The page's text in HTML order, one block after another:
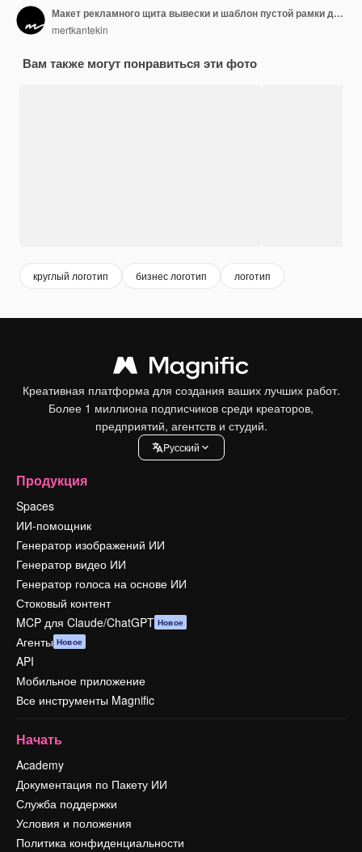
Макет рекламного щита вывески и шаблон пустой рамки для графического дизайна презентации логотипа
mertkantekin
Вам также могут понравиться эти фото
круглый логотип бизнес логотип логотип
Креативная платформа для создания ваших лучших работ.
Более 1 миллиона подписчиков среди креаторов,
предприятий, агентств и студий.
Pусский
Продукция
Spaces
ИИ-помощник
Генератор изображений ИИ
Генератор видео ИИ
Генератор голоса на основе ИИ
Стоковый контент
MCP для Claude/ChatGPT Новое
Агенты Новое
API
Мобильное приложение
Все инструменты Magnific
Начать
Academy
Документация по Пакету ИИ
Служба поддержки
Условия и положения
Политика конфиденциальности